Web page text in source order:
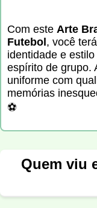
Com este Arte
Futebol , você
identidade e
espírito de grupo.
uniforme com
memórias
⚽
Quem viu